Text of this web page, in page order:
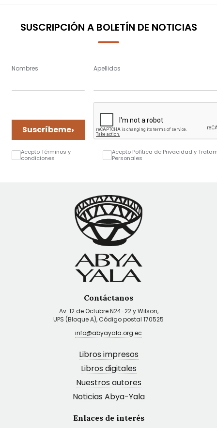
SUSCRIPCIÓN A BOLETÍN DE NOTICIAS
Nombres Apellidos
Suscríbeme›
Acepto Términos y
condiciones
Acepto Política de Privacidad y
Personales
Contáctanos
Av. 12 de Octubre N24-22 y Wilson,
UPS (Bloque A), Código postal 170525
info@abyayala.org.ec
Libros impresos
Libros digitales
Nuestros autores
Noticias Abya-Yala
Enlaces de interés